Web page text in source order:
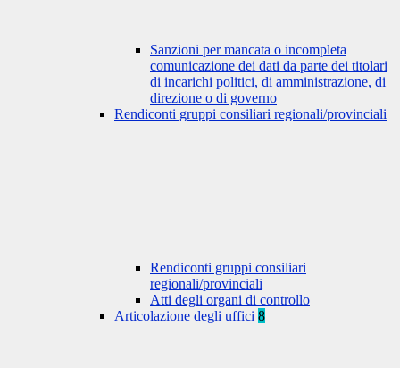
Sanzioni per mancata o incompleta
comunicazione dei dati da parte dei titolari
di incarichi politici, di amministrazione, di
direzione o di governo
Rendiconti gruppi consiliari regionali/provinciali
Rendiconti gruppi consiliari
regionali/provinciali
Atti degli organi di controllo
Articolazione degli uffici 8